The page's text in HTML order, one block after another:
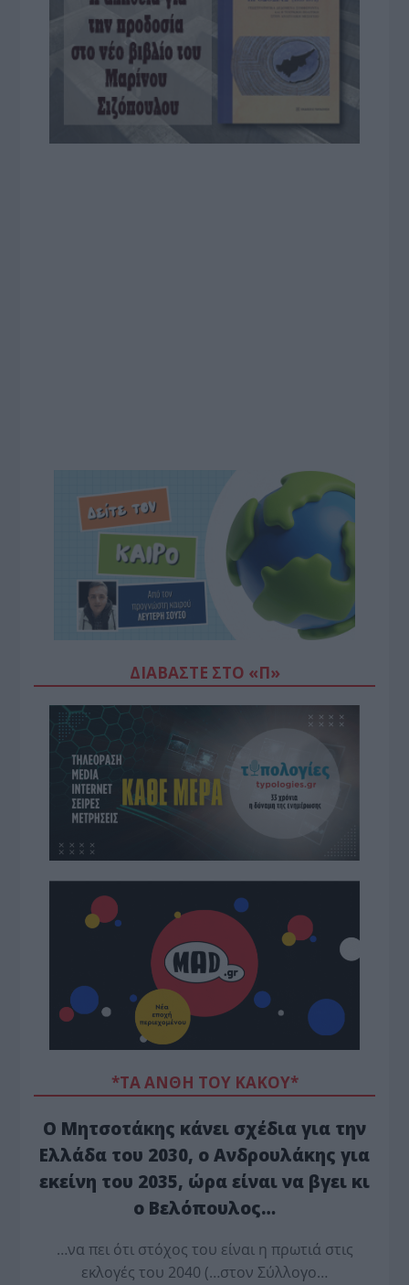
ΔΙΑΒΆΣΤΕ ΣΤΟ «Π»
*ΤΑ ΆΝΘΗ ΤΟΥ ΚΑΚΟΎ*
Ο Μητσοτάκης κάνει σχέδια για την
Ελλάδα του 2030, ο Ανδρουλάκης για
εκείνη του 2035, ώρα είναι να βγει κι
ο Βελόπουλος…
…να πει ότι στόχος του είναι η πρωτιά στις
εκλογές του 2040 (…στον Σύλλογο…